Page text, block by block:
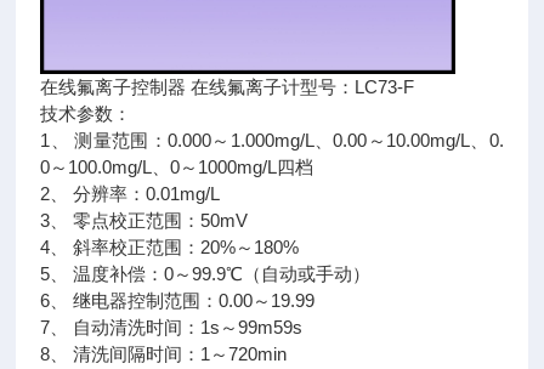
在线氟离子控制器 在线氟离子计型号：LC73-F
技术参数：
1、 测量范围：0.000～1.000mg/L、0.00～10.00mg/L、0.
0～100.0mg/L、0～1000mg/L四档
2、 分辨率：0.01mg/L
3、 零点校正范围：50mV
4、 斜率校正范围：20%～180%
5、 温度补偿：0～99.9℃（自动或手动）
6、 继电器控制范围：0.00～19.99
7、 自动清洗时间：1s～99m59s
8、 清洗间隔时间：1～720min